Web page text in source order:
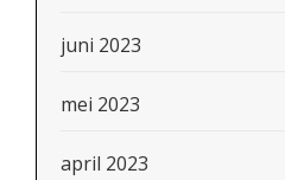
juni 2023
mei 2023
april 2023